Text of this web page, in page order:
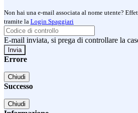
Non hai una e-mail associata al nome utente?
tramite la Login Spaggiari
E-mail inviata, si prega di controllare la
Errore
Chiudi
Successo
Chiudi